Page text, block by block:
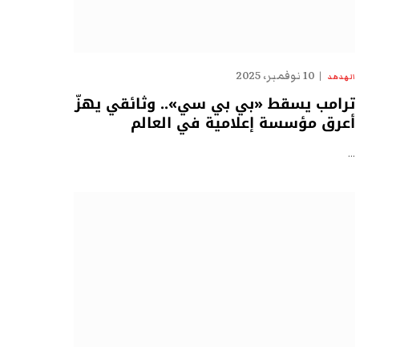
الهدهد 10 نوفمبر، 2025
ترامب يسقط «بي بي سي».. وثائقي يهزّ
أعرق مؤسسة إعلامية في العالم
…